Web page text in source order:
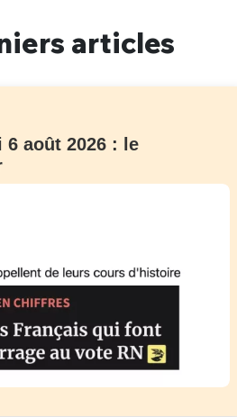
articles
août 2026 : le
Thread